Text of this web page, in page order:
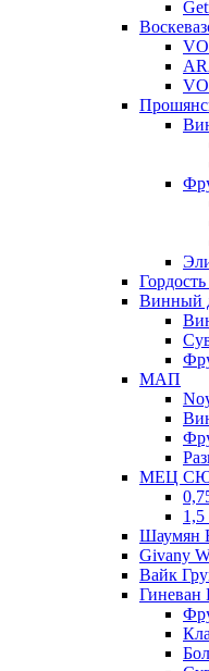
Винный
МАП
МЕЦ
1,5
Шаумян
Givany
Вайк
Гиневан